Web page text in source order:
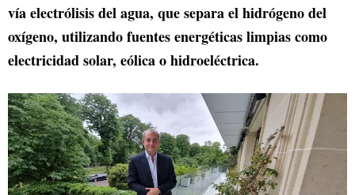
vía electrólisis del agua, que separa el hidrógeno del
oxígeno, utilizando fuentes energéticas limpias como
electricidad solar, eólica o hidroeléctrica.